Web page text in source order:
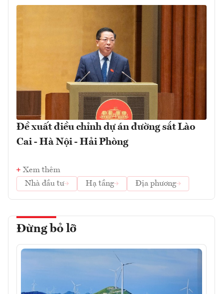
Đề xuất điều chỉnh dự án đường sắt Lào
Cai - Hà Nội - Hải Phòng
Xem thêm
Nhà đầu tư
Hạ tầng Địa phương
Đừng bỏ lỡ